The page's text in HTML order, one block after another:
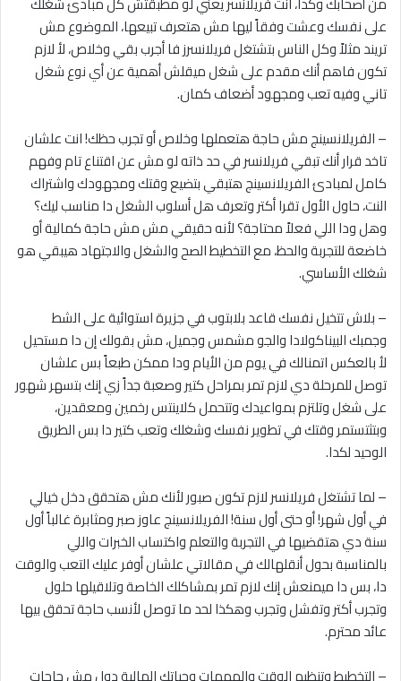
على نفسك وعشت وفقاً ليها مش هتعرف تبيعها، الموضوع مش
تريند مثلاً وكل الناس بتشتغل فريلانسرز فا أجرب بقي وخلاص، لأ لازم
تكون فاهم أنك مقدم على شغل ميقلش أهمية عن أي نوع شغل
تاني وفيه تعب ومجهود أضعاف كمان.
– الفريلانسينج مش حاجة هتعملها وخلاص أو تجرب حظك! انت علشان
تاخد قرار أنك تبقي فريلانسر في حد ذاته لو مش عن اقتناع تام وفهم
كامل لمبادئ الفريلانسينج هتبقي بتضيع وقتك ومجهودك واشتراك
النت، حاول الأول تقرا أكتر وتعرف هل أسلوب الشغل دا مناسب ليك؟
وهل ودا اللي فعلاً محتاجة؟ لأنه حقيقي مش مش حاجة كمالية أو
خاضعة للتجربة والحظ، مع التخطيط الصح والشغل والاجتهاد هيبقي هو
شغلك الأساسي.
– بلاش تتخيل نفسك قاعد بلابتوب في جزيرة استوائية على الشط
وجمبك البيناكولادا والجو مشمس وجميل، مش بقولك إن دا مستحيل
لأ بالعكس اتمنالك في يوم من الأيام ودا ممكن طبعاً بس علشان
توصل للمرحلة دي لازم تمر بمراحل كتير وصعبة جداً زي إنك بتسهر شهور
على شغل وتلتزم بمواعيدك وتتحمل كلاينتس رخمين ومعقدين،
وبتثتستمر وقتك في تطوير نفسك وشغلك وتعب كتير دا بس الطريق
الوحيد لكدا.
– لما تشتغل فريلانسر لازم تكون صبور لأنك مش هتحقق دخل خيالي
في أول شهر! أو حتى أول سنة! الفريلانسينج عاوز صبر ومثابرة غالباً أول
سنة دي هتقضيها في التجربة والتعلم واكتساب الخبرات واللي
بالمناسبة بحول أنقلهالك في مقالاتي علشان أوفر عليك التعب والوقت
دا، بس دا ميمنعش إنك لازم تمر بمشاكلك الخاصة وتلاقيلها حلول
وتجرب أكتر وتفشل وتجرب وهكذا لحد ما توصل لأنسب حاجة تحقق بيها
عائد محترم.